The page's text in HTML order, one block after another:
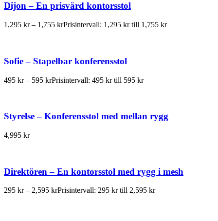
Dijon – En prisvärd kontorsstol
1,295 kr – 1,755 krPrisintervall: 1,295 kr till 1,755 kr
Sofie – Stapelbar konferensstol
495 kr – 595 krPrisintervall: 495 kr till 595 kr
Styrelse – Konferensstol med mellan rygg
4,995 kr
Direktören – En kontorsstol med rygg i mesh
295 kr – 2,595 krPrisintervall: 295 kr till 2,595 kr